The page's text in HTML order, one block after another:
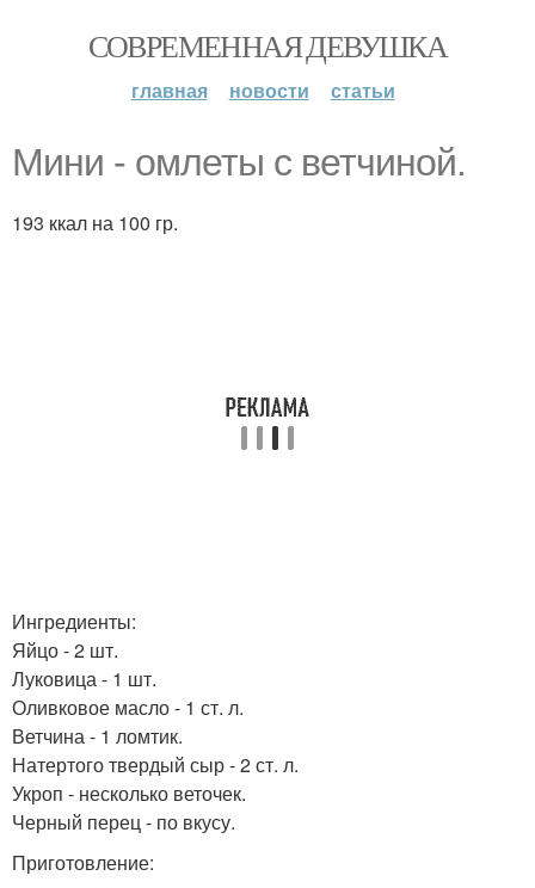
СОВРЕМЕННАЯ ДЕВУШКА
главная новости статьи
Мини - омлеты с ветчиной.
193 ккал на 100 гр.
Ингредиенты:
Яйцо - 2 шт.
Луковица - 1 шт.
Оливковое масло - 1 ст. л.
Ветчина - 1 ломтик.
Натертого твердый сыр - 2 ст. л.
Укроп - несколько веточек.
Черный перец - по вкусу.
Приготовление: